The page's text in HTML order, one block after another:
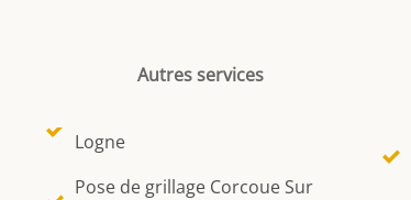
Autres services
Logne
Pose de grillage Corcoue Sur